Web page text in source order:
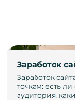
Заработок
Заработок
точкам: есть
аудитория,